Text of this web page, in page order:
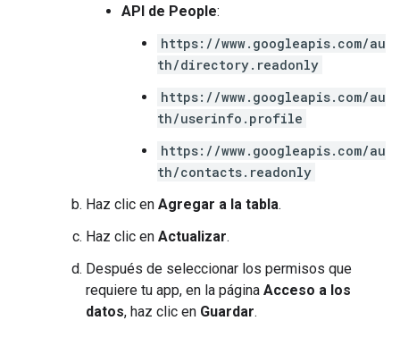
API de People:
https://www.googleapis.com/au
th/directory.readonly
https://www.googleapis.com/au
th/userinfo.profile
https://www.googleapis.com/au
th/contacts.readonly
Haz clic en Agregar a la tabla.
Haz clic en Actualizar.
Después de seleccionar los permisos que
requiere tu app, en la página Acceso a los
datos, haz clic en Guardar.